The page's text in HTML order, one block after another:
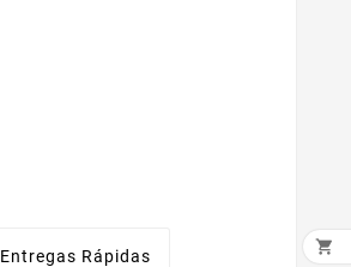
Entregas Rápidas 